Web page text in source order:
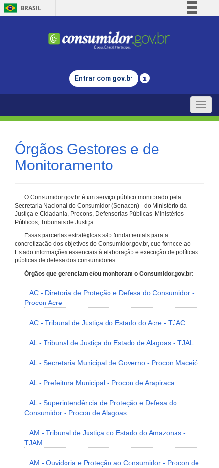
BRASIL
Comunica BR
Legislação
Entrar com gov.br
Toggle
Órgãos Gestores e de
Monitoramento
O Consumidor.gov.br é um serviço público monitorado pela
Secretaria Nacional do Consumidor (Senacon) - do Ministério da
Justiça e Cidadania, Procons, Defensorias Públicas, Ministérios
Públicos, Tribunais de Justiça.
Essas parcerias estratégicas são fundamentais para a
concretização dos objetivos do Consumidor.gov.br, que fornece ao
Estado informações essenciais à elaboração e execução de políticas
públicas de defesa dos consumidores.
Órgãos que gerenciam e/ou monitoram o Consumidor.gov.br:
AC - Diretoria de Proteção e Defesa do Consumidor -
Procon Acre
AC - Tribunal de Justiça do Estado do Acre - TJAC
AL - Tribunal de Justiça do Estado de Alagoas - TJAL
AL - Secretaria Municipal de Governo - Procon Maceió
AL - Prefeitura Municipal - Procon de Arapiraca
AL - Superintendência de Proteção e Defesa do
Consumidor - Procon de Alagoas
AM - Tribunal de Justiça do Estado do Amazonas -
TJAM
AM - Ouvidoria e Proteção ao Consumidor - Procon de